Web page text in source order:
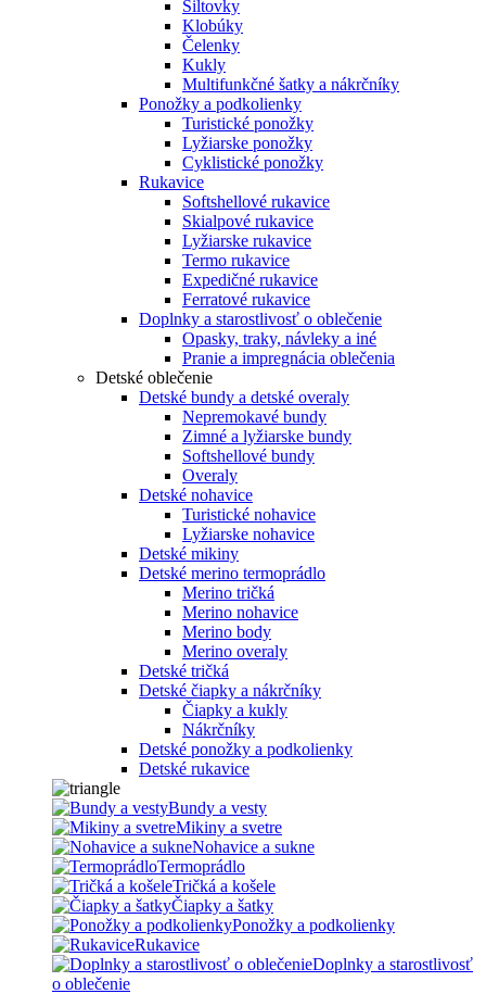
Šiltovky
Klobúky
Čelenky
Kukly
Multifunkčné šatky a nákrčníky
Ponožky a podkolienky
Turistické ponožky
Lyžiarske ponožky
Cyklistické ponožky
Rukavice
Softshellové rukavice
Skialpové rukavice
Lyžiarske rukavice
Termo rukavice
Expedičné rukavice
Ferratové rukavice
Doplnky a starostlivosť o oblečenie
Opasky, traky, návleky a iné
Pranie a impregnácia oblečenia
Detské oblečenie
Detské bundy a detské overaly
Nepremokavé bundy
Zimné a lyžiarske bundy
Softshellové bundy
Overaly
Detské nohavice
Turistické nohavice
Lyžiarske nohavice
Detské mikiny
Detské merino termoprádlo
Merino tričká
Merino nohavice
Merino body
Merino overaly
Detské tričká
Detské čiapky a nákrčníky
Čiapky a kukly
Nákrčníky
Detské ponožky a podkolienky
Detské rukavice
Bundy a vesty
Mikiny a svetre
Nohavice a sukne
Termoprádlo
Tričká a košele
Čiapky a šatky
Ponožky a podkolienky
Rukavice
Doplnky a starostlivosť
o oblečenie